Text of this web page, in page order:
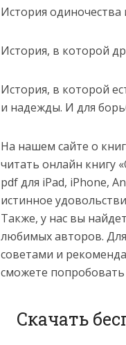
История
История, в которой
История, в которой
и надежды. И для
На нашем сайте о
читать онлайн книгу
pdf для iPad, iPhone,
истинное
Также, у нас вы
любимых авторов.
советами и
сможете
Скачать